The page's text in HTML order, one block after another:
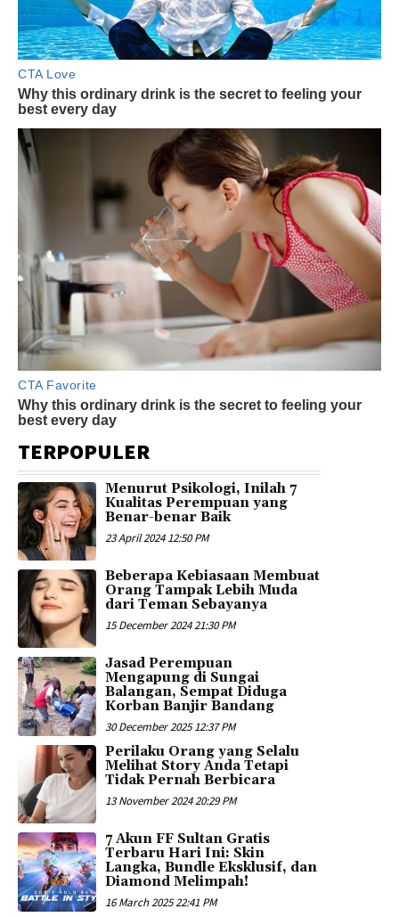
TERPOPULER
Menurut Psikologi, Inilah 7
Kualitas Perempuan yang
Benar-benar Baik
23 April 2024 12:50 PM
Beberapa Kebiasaan Membuat
Orang Tampak Lebih Muda
dari Teman Sebayanya
15 December 2024 21:30 PM
Jasad Perempuan
Mengapung di Sungai
Balangan, Sempat Diduga
Korban Banjir Bandang
30 December 2025 12:37 PM
Perilaku Orang yang Selalu
Melihat Story Anda Tetapi
Tidak Pernah Berbicara
13 November 2024 20:29 PM
7 Akun FF Sultan Gratis
Terbaru Hari Ini: Skin
Langka, Bundle Eksklusif, dan
Diamond Melimpah!
16 March 2025 22:41 PM